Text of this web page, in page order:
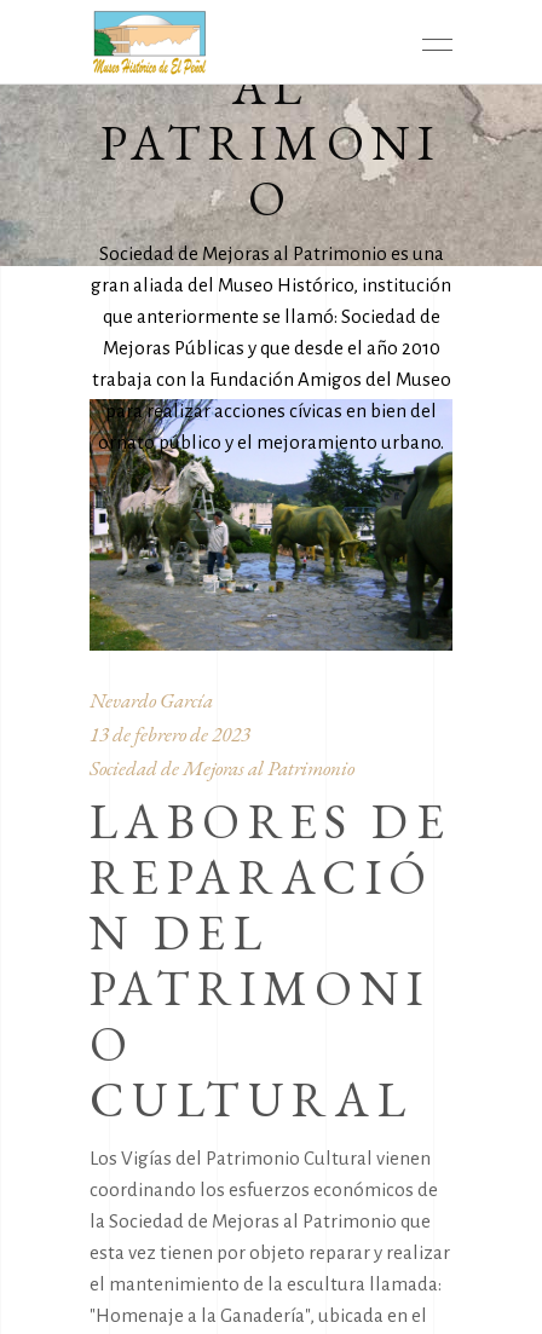
MEJORAS
AL
PATRIMONI
O
Sociedad de Mejoras al Patrimonio es una
gran aliada del Museo Histórico, institución
que anteriormente se llamó: Sociedad de
Mejoras Públicas y que desde el año 2010
trabaja con la Fundación Amigos del Museo
para realizar acciones cívicas en bien del
ornato público y el mejoramiento urbano.
Nevardo García
13 de febrero de 2023
Sociedad de Mejoras al Patrimonio
LABORES DE
REPARACIÓ
N DEL
PATRIMONI
O
CULTURAL
Los Vigías del Patrimonio Cultural vienen
coordinando los esfuerzos económicos de
la Sociedad de Mejoras al Patrimonio que
esta vez tienen por objeto reparar y realizar
el mantenimiento de la escultura llamada:
"Homenaje a la Ganadería", ubicada en el